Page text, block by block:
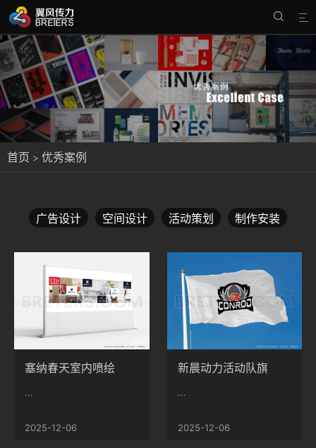


首页 > 优秀案例
广告设计 空间设计 活动策划 制作安装
塞纳春天室内喷绘
...
2025-12-06
新晨动力活动队旗
...
2025-12-06